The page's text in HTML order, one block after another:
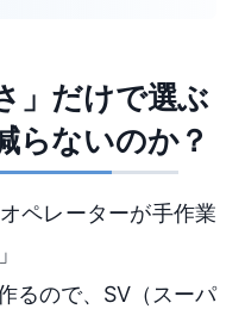
」だけで選ぶ
らないのか？
ペレーターが手作業
るので、SV（スーパ